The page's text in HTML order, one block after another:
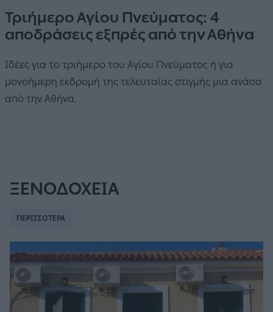
Τριήμερο Αγίου Πνεύματος: 4
αποδράσεις εξπρές από την Αθήνα
Ιδέες για το τριήμερο του Αγίου Πνεύματος ή για
μονοήμερη εκδρομή της τελευταίας στιγμής μια ανάσα
από την Αθήνα.
ΞΕΝΟΔΟΧΕΙΑ
ΠΕΡΙΣΣΟΤΕΡΑ